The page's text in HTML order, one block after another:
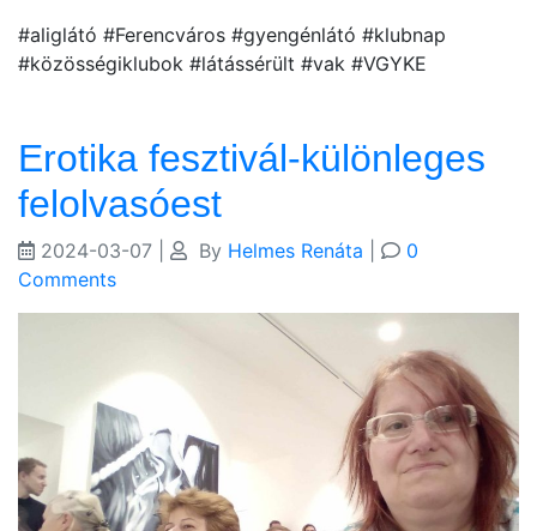
#aliglátó #Ferencváros #gyengénlátó #klubnap
#közösségiklubok #látássérült #vak #VGYKE
Erotika fesztivál-különleges
felolvasóest
2024-03-07 By Helmes Renáta
0
Comments